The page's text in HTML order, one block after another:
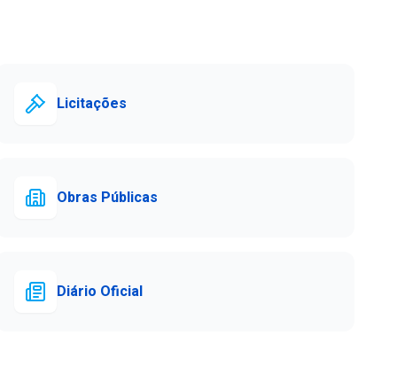
Licitações
Obras Públicas
Diário Oficial